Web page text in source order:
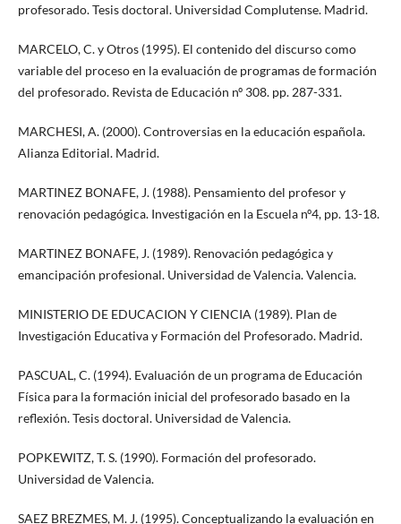
profesorado. Tesis doctoral. Universidad Complutense. Madrid.
MARCELO, C. y Otros (1995). El contenido del discurso como
variable del proceso en la evaluación de programas de formación
del profesorado. Revista de Educación nº 308. pp. 287-331.
MARCHESI, A. (2000). Controversias en la educación española.
Alianza Editorial. Madrid.
MARTINEZ BONAFE, J. (1988). Pensamiento del profesor y
renovación pedagógica. Investigación en la Escuela nº4, pp. 13-18.
MARTINEZ BONAFE, J. (1989). Renovación pedagógica y
emancipación profesional. Universidad de Valencia. Valencia.
MINISTERIO DE EDUCACION Y CIENCIA (1989). Plan de
Investigación Educativa y Formación del Profesorado. Madrid.
PASCUAL, C. (1994). Evaluación de un programa de Educación
Física para la formación inicial del profesorado basado en la
reflexión. Tesis doctoral. Universidad de Valencia.
POPKEWITZ, T. S. (1990). Formación del profesorado.
Universidad de Valencia.
SAEZ BREZMES, M. J. (1995). Conceptualizando la evaluación en